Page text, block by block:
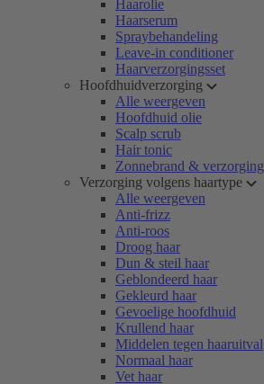
Haarolie
Haarserum
Spraybehandeling
Leave-in conditioner
Haarverzorgingsset
Hoofdhuidverzorging
Alle weergeven
Hoofdhuid olie
Scalp scrub
Hair tonic
Zonnebrand & verzorging
Verzorging volgens haartype
Alle weergeven
Anti-frizz
Anti-roos
Droog haar
Dun & steil haar
Geblondeerd haar
Gekleurd haar
Gevoelige hoofdhuid
Krullend haar
Middelen tegen haaruitval
Normaal haar
Vet haar